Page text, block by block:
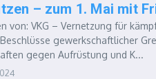
– zum 1. Mai mit
von: VKG – Vernetzung für
gewerkschaftlicher
gegen Aufrüstung und K...